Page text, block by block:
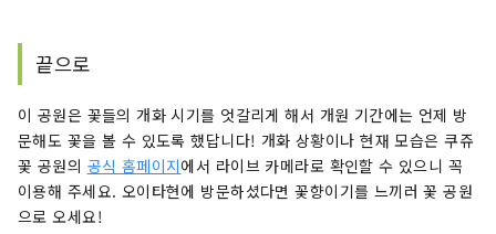
끝으로
이 공원은 꽃들의 개화 시기를 엇갈리게 해서 개원 기간에는 언제 방
문해도 꽃을 볼 수 있도록 했답니다! 개화 상황이나 현재 모습은 쿠쥬
꽃 공원의 공식 홈페이지에서 라이브 카메라로 확인할 수 있으니 꼭
이용해 주세요. 오이타현에 방문하셨다면 꽃향이기를 느끼러 꽃 공원
으로 오세요!